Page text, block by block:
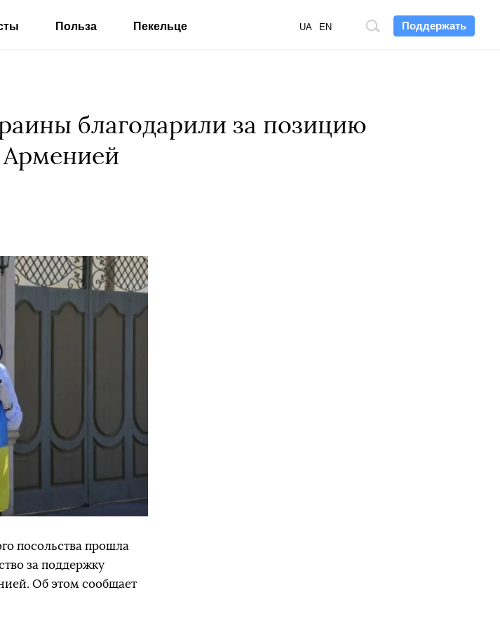
Поддержать
Поиск
UA EN
Польза Пекельце
благодарили за позицию
Арменией
посольства прошла
за поддержку
Об этом сообщает